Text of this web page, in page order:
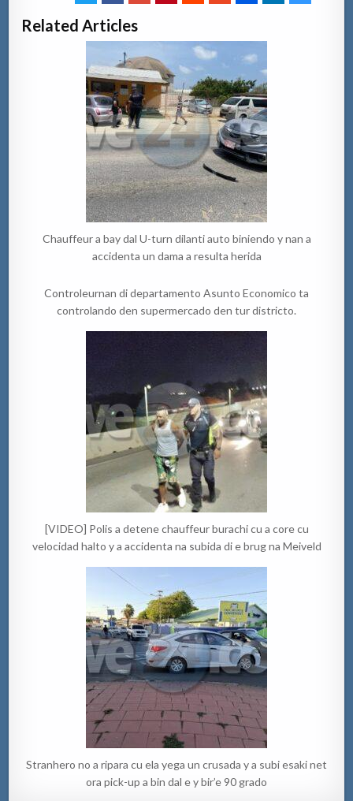
Related Articles
Chauffeur a bay dal U-turn dilanti auto biniendo y nan a
accidenta un dama a resulta herida
Controleurnan di departamento Asunto Economico ta
controlando den supermercado den tur districto.
[VIDEO] Polis a detene chauffeur burachi cu a core cu
velocidad halto y a accidenta na subida di e brug na Meiveld
Stranhero no a ripara cu ela yega un crusada y a subi esaki net
ora pick-up a bin dal e y bir’e 90 grado